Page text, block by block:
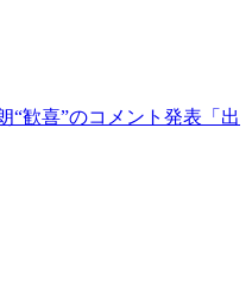
“歓喜”のコメント発表「出